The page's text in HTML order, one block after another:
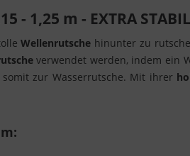
1,25 m - EXTRA STABIL
Wellenrutsche hinunter zu
verwendet werden, indem ein
zur Wasserrutsche. Mit ihrer